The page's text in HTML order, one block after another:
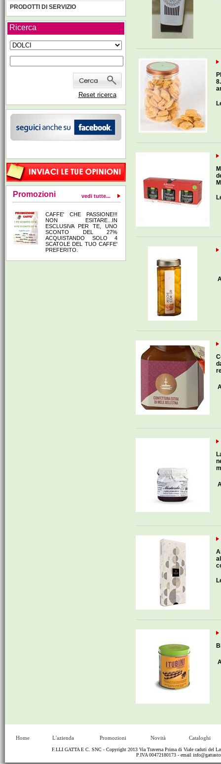
PRODOTTI DI SERVIZIO
Ricerca
Reset ricerca
Promozioni vedi tutte...
CAFFE' CHE PASSIONE!!!
NON ESITARE...IN
ESCLUSIVA PER TE, UNO
SCONTO DEL 27%
ACQUISTANDO SOLO 4
SCATOLE DEL TUO CAFFE'
PREFERITO.
Home L'azienda Promozioni Novità Cataloghi
F.LLI GATTA E C. SNC - Copyright 2013 Via Traversa Prima di Viale caduti del
P.IVA 00472180173 - email